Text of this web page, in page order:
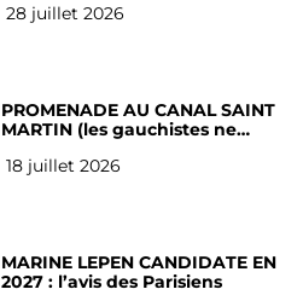
Français
28 juillet 2026
PROMENADE AU CANAL SAINT
MARTIN (les gauchistes ne
18 juillet 2026
MARINE LEPEN CANDIDATE EN
2027 : l’avis des Parisiens